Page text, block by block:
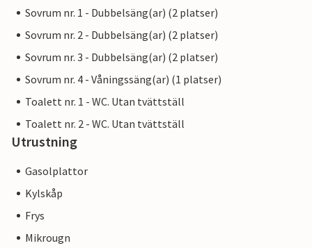
Sovrum nr. 1 - Dubbelsäng(ar) (2 platser)
Sovrum nr. 2 - Dubbelsäng(ar) (2 platser)
Sovrum nr. 3 - Dubbelsäng(ar) (2 platser)
Sovrum nr. 4 - Våningssäng(ar) (1 platser)
Toalett nr. 1 - WC. Utan tvättställ
Toalett nr. 2 - WC. Utan tvättställ
Utrustning
Gasolplattor
Kylskåp
Frys
Mikrougn